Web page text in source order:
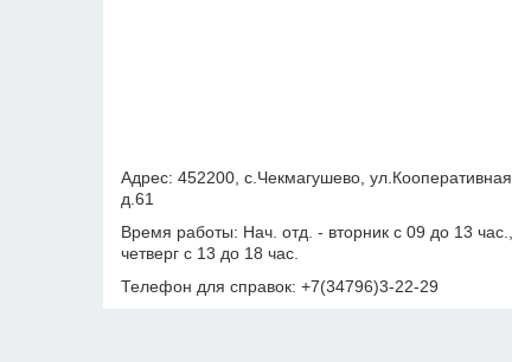
Адрес: 452200, с.Чекмагушево, ул.Кооперативная,
д.61
Время работы: Нач. отд. - вторник с 09 до 13 час.,
четверг с 13 до 18 час.
Телефон для справок: +7(34796)3-22-29